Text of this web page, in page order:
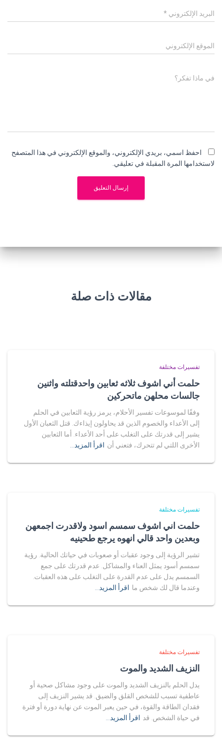
البريد الإلكتروني *
الموقع الإلكتروني
في ماذا تفكر؟
احفظ اسمي، بريدي الإلكتروني، والموقع الإلكتروني في هذا المتصفح
لاستخدامها المرة المقبلة في تعليقي.
مقالات ذات صلة
تفسيرات مختلفة
حلمت أني اشوف ثلاثه ثعابين واحدقتلته واثنين
جالسات محلهن ماتحركين
وفقًا لموسوعات تفسير الأحلام، يرمز رؤية الثعابين في الحلم
إلى الأعداء والخصوم الذين قد يحاولون إيذاءك. قتل الثعبان الأول
يشير إلى قدرتك على التغلب على أحد الأعداء. أما الثعابين
الأخرى اللتي لم تتحرك، فتعني أن اقرأ المزيد…
تفسيرات مختلفة
حلمت اني اشوف سمسم اسود ولاقدرت اجمعهن
وبعدين واحد قالي انهوه يرجع طحينيه
تشير الرؤية إلى وجود عقبات أو صعوبات في حياتك الحالية. رؤية
سمسم أسود يمثل العناء والمشاكل. عدم قدرتك على جمع
السمسم يدل على عدم القدرة على التغلب على هذه العقبات.
وعندما قال لك شخص ما اقرأ المزيد…
تفسيرات مختلفة
النزيف الشديد والموت
يدل الحلم بالنزيف الشديد والموت على وجود مشاكل صحية أو
عاطفية تسبب للشخص القلق والضيق. قد يشير النزيف إلى
فقدان الطاقة والقوة، في حين يعبر الموت عن نهاية دورة أو فترة
في حياة الشخص. قد اقرأ المزيد…